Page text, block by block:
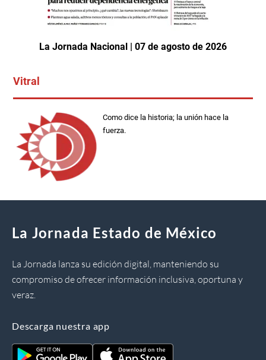
La Jornada Nacional | 07 de agosto de 2026
Vitral
Como dice la historia; la unión hace la
fuerza.
La Jornada Estado de México
La Jornada lanza su edición digital, manteniendo su
compromiso de ofrecer información inclusiva, oportuna y
veraz.
Descarga nuestra app